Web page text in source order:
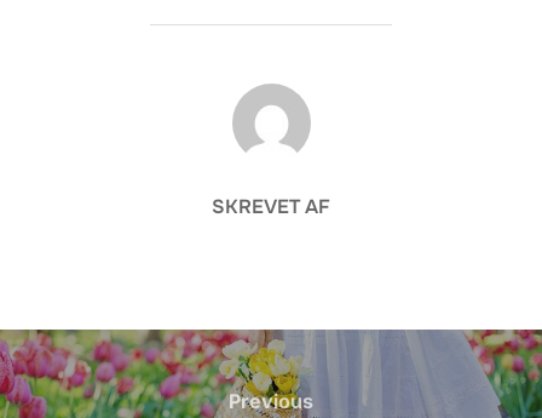
FORFATTER
SKREVET AF
Indlægsnavigation
Previous
Previous